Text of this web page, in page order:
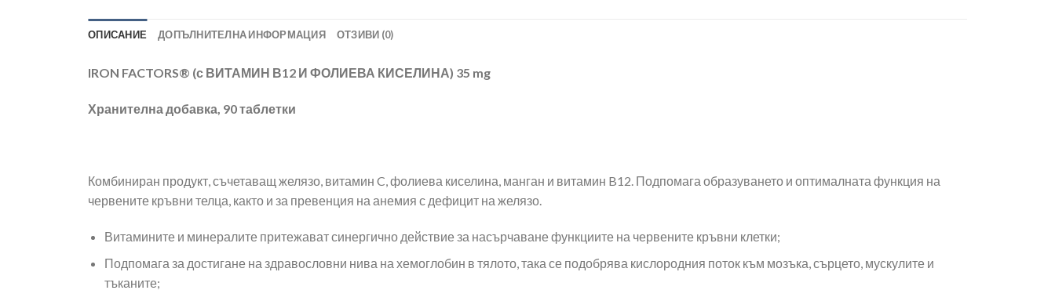
ОПИСАНИЕ ДОПЪЛНИТЕЛНА ИНФОРМАЦИЯ ОТЗИВИ (0)
IRON FACTORS® (с ВИТАМИН В12 И ФОЛИЕВА КИСЕЛИНА) 35 mg
Хранителна добавка, 90таблетки
Комбиниран продукт, съчетаващ желязо, витамин C, фолиева киселина, манган и витамин B12. Подпомага образуването и оптималната функция на
червените кръвни телца, както и за превенция на анемия с дефицит на желязо.
Витамините и минералите притежават синергично действие за насърчаване функциите на червените кръвни клетки;
Подпомага за достигане на здравословни нива на хемоглобин в тялото, така се подобрява кислородния поток към мозъка, сърцето, мускулите и
тъканите;